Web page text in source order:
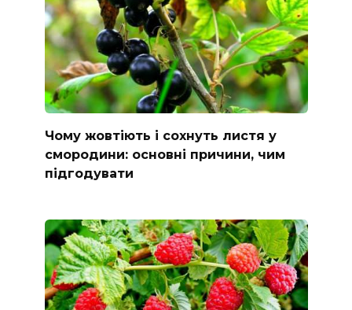
Чому жовтіють і сохнуть листя у
смородини: основні причини, чим
підгодувати